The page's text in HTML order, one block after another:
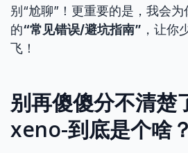
别“尬聊”！更重要的是，我会
的“常见错误/避坑指南” ，让你
飞！
别再傻傻分不清楚
xeno-到底是个啥？